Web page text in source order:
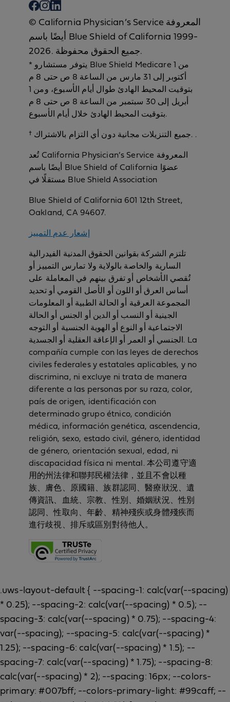
‎‎‎‎© California Physician’s Service المعروفة
أيضًا باسم Blue Shield of California 1999-
2026. جميع الحقوق محفوظة.
* يتوفر مستشارو Blue Shield Medicare من 1
أكتوبر إلى 31 مارس من الساعة 8 ص حتى 8 م
بتوقيت المحيط الهادئ طوال أيام الأسبوع، ومن 1
أبريل إلى 30 سبتمبر من الساعة 8 ص حتى 8 م
بتوقيت المحيط الهادئ خلال أيام الأسبوع.
† جميع التنزيلات مجانية دون أي التزام بالاشتراك. .
تُعد California Physician’s Service المعروفة
أيضًا باسم Blue Shield of California عضوًا
مستقلًا في Blue Shield Association
Blue Shield of California 601 12th Street,
Oakland, CA 94607.
إشعار عدم التمييز
تلتزم الشركة بقوانين الحقوق المدنية الفيدرالية
السارية والخاصة بالولاية ولا تمارس التمييز أو
تُقصي الأشخاص أو تفرق بينهم في المعاملة على
أساس العرق أو اللون أو الأصل القومي أو تحديد
المجموعة العرقية أو الحالة الطبية أو المعلومات
الجينية أو النسب أو الدين أو الجنس أو الحالة
الاجتماعية أو النوع أو الهوية الجنسية أو التوجه
الجنسي أو العمر أو الإعاقة العقلية أو الجسدية. La
compañía cumple con las leyes de derechos
civiles federales y estatales aplicables, y no
discrimina, ni excluye ni trata de manera
diferente a las personas por su raza, color,
país de origen, identificación con
determinado grupo étnico, condición
médica, información genética, ascendencia,
religión, sexo, estado civil, género, identidad
de género, orientación sexual, edad, ni
discapacidad física ni mental. 本公司遵守適
用的州法律和聯邦民權法律，並且不會以種
族、膚色、原國籍、族群認同、醫療狀況、遺
傳資訊、血統、宗教、性別、婚姻狀況、性別
認同、性取向、年齡、精神殘疾或身體殘疾而
進行歧視、排斥或區別對待他人。